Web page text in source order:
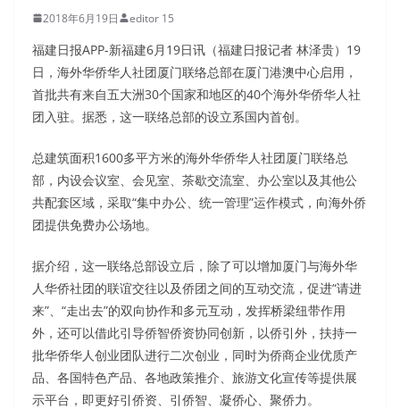
2018年6月19日 editor 15
福建日报APP-新福建6月19日讯（福建日报记者 林泽贵）19
日，海外华侨华人社团厦门联络总部在厦门港澳中心启用，
首批共有来自五大洲30个国家和地区的40个海外华侨华人社
团入驻。据悉，这一联络总部的设立系国内首创。
总建筑面积1600多平方米的海外华侨华人社团厦门联络总
部，内设会议室、会见室、茶歇交流室、办公室以及其他公
共配套区域，采取“集中办公、统一管理”运作模式，向海外侨
团提供免费办公场地。
据介绍，这一联络总部设立后，除了可以增加厦门与海外华
人华侨社团的联谊交往以及侨团之间的互动交流，促进“请进
来”、“走出去”的双向协作和多元互动，发挥桥梁纽带作用
外，还可以借此引导侨智侨资协同创新，以侨引外，扶持一
批华侨华人创业团队进行二次创业，同时为侨商企业优质产
品、各国特色产品、各地政策推介、旅游文化宣传等提供展
示平台，即更好引侨资、引侨智、凝侨心、聚侨力。